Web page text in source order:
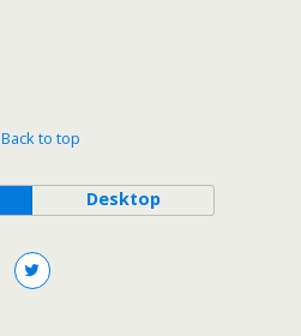
Back to top
Desktop